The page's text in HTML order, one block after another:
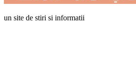
un site de stiri si informatii